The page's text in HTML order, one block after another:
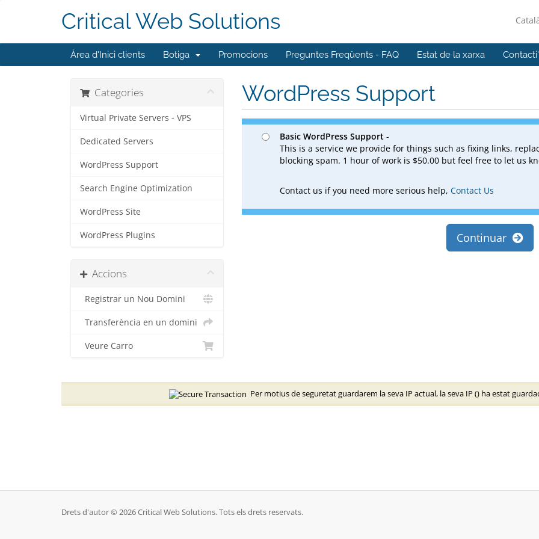
Critical Web Solutions
Àrea d'Inici clients Botiga Promocions Preguntes Freqüents - FAQ Estat de la xarxa
WordPress Support
Categories
Virtual Private Servers - VPS
Dedicated Servers
WordPress Support
Search Engine Optimization
WordPress Site
WordPress Plugins
Accions
Registrar un Nou Domini
Transferència en un domini
Veure Carro
Basic WordPress Support -
This is a service we provide for things such as fixing links,
blocking spam. 1 hour of work is $50.00 but feel free to let us
Contact us if you need more serious help, Contact Us
Continuar
Per motius de seguretat guardarem la seva IP actual, la seva IP () ha estat
Drets d'autor © 2026 Critical Web Solutions. Tots els drets reservats.